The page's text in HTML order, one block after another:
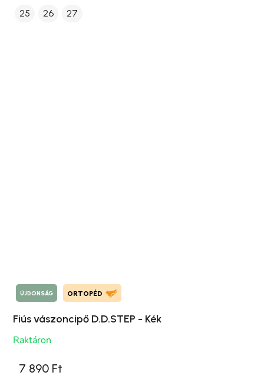
25 26 27
ÚJDONSÁG ORTOPÉD
Fiús vászoncipő D.D.STEP - Kék
Raktáron
7 890 Ft